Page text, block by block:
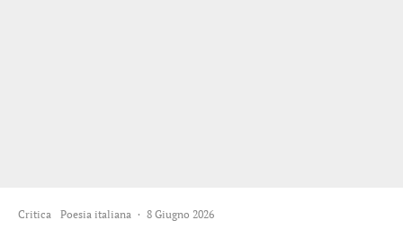
Critica Poesia italiana · 8 Giugno 2026